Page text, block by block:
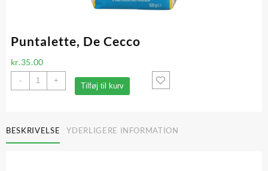
Puntalette, De Cecco
kr.35.00
-
Puntalette,
De
+
Tilføj til kurv
BESKRIVELSE YDERLIGERE INFORMATION